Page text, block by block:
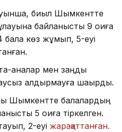
биыл Шымкентте
байланысты 9 оқиға
бала көз жұмып, 5-еуі
аналар мен заңды
қалдырмауға шақырды.
Шымкентте балалардың
5 оқиға тіркелген.
2-еуі жарақаттанған.